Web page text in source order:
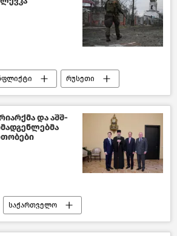
გარემოს დაცვისა და სოფლის მეურნეობის სამინისტრო
რუსეთი
და აშშ-
საქართველო
აშშ